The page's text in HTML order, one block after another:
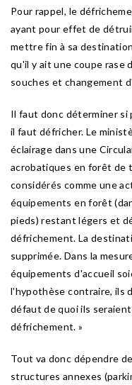
Pour rappel, le
ayant pour effet de
mettre fin à sa
qu'il y ait une coupe rase
souches et changement
Il faut donc déterminer si
il faut défricher. Le
éclairage dans une
acrobatiques en forêt de
considérés comme une
équipements en forêt
pieds) restant légers et
défrichement. La
supprimée. Dans la
équipements d'accueil
l'hypothèse contraire, ils
défaut de quoi ils
défrichement. »
Tout va donc dépendre
structures annexes